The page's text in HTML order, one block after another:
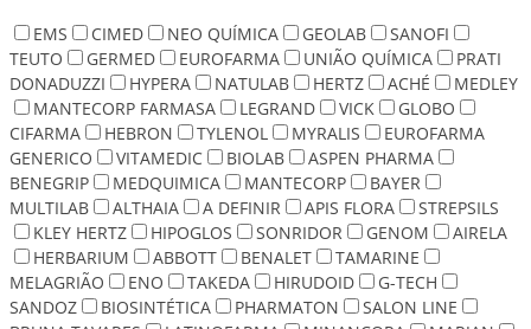
EMS CIMED NEO QUÍMICA GEOLAB
SANOFI
TEUTO
GERMED EUROFARMA UNIÃO QUÍMICA
PRATI
DONADUZZI
HYPERA NATULAB HERTZ ACHÉ
MEDLEY
MANTECORP FARMASA
LEGRAND VICK
GLOBO
CIFARMA
HEBRON TYLENOL MYRALIS
EUROFARMA
GENERICO
VITAMEDIC BIOLAB
ASPEN PHARMA
BENEGRIP
MEDQUIMICA MANTECORP
BAYER
MULTILAB
ALTHAIA A DEFINIR APIS FLORA
STREPSILS
KLEY HERTZ
HIPOGLOS SONRIDOR GENOM
AIRELA
HERBARIUM
ABBOTT BENALET
TAMARINE
MELAGRIÃO
ENO TAKEDA HIRUDOID
G-TECH
SANDOZ
BIOSINTÉTICA PHARMATON
SALON LINE